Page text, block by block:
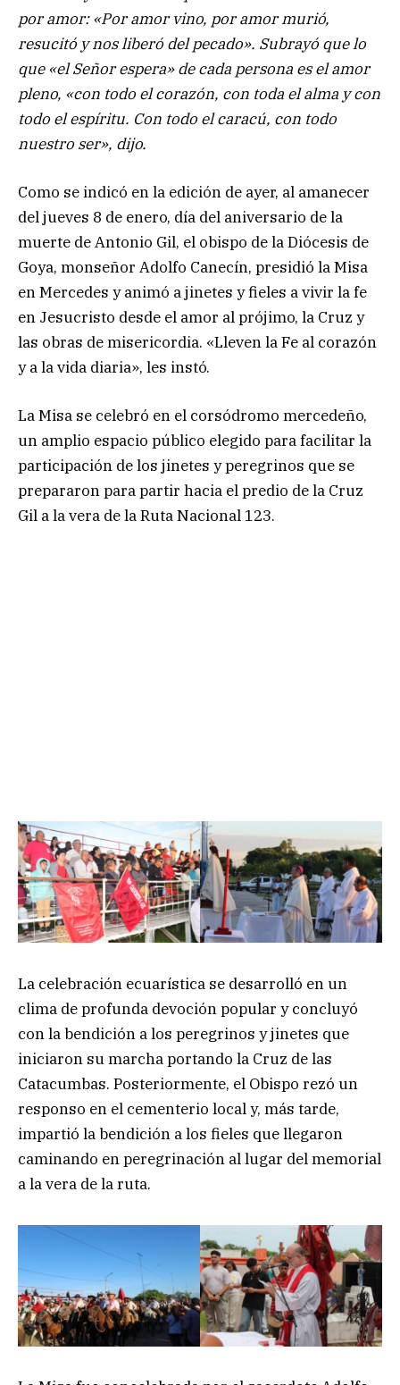
por amor: «Por amor vino, por amor murió,
resucitó y nos liberó del pecado». Subrayó que lo
que «el Señor espera» de cada persona es el amor
pleno, «con todo el corazón, con toda el alma y con
todo el espíritu. Con todo el caracú, con todo
nuestro ser», dijo.
Como se indicó en la edición de ayer, al amanecer
del jueves 8 de enero, día del aniversario de la
muerte de Antonio Gil, el obispo de la Diócesis de
Goya, monseñor Adolfo Canecín, presidió la Misa
en Mercedes y animó a jinetes y fieles a vivir la fe
en Jesucristo desde el amor al prójimo, la Cruz y
las obras de misericordia. «Lleven la Fe al corazón
y a la vida diaria», les instó.
La Misa se celebró en el corsódromo mercedeño,
un amplio espacio público elegido para facilitar la
participación de los jinetes y peregrinos que se
prepararon para partir hacia el predio de la Cruz
Gil a la vera de la Ruta Nacional 123.
La celebración ecuarística se desarrolló en un
clima de profunda devoción popular y concluyó
con la bendición a los peregrinos y jinetes que
iniciaron su marcha portando la Cruz de las
Catacumbas. Posteriormente, el Obispo rezó un
responso en el cementerio local y, más tarde,
impartió la bendición a los fieles que llegaron
caminando en peregrinación al lugar del memorial
a la vera de la ruta.